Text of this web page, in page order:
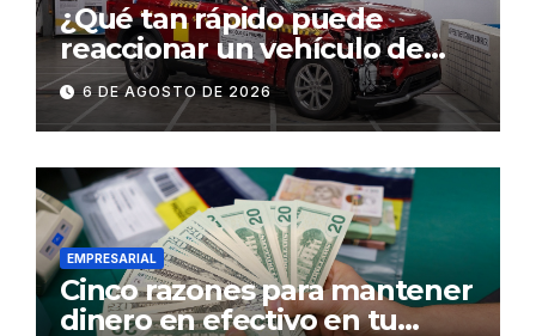
¿Qué tan rápido puede
reaccionar un vehículo de
lujo ante una emergencia?
6 DE AGOSTO DE 2026
EMPRESARIAL
Cinco razones para mantener
dinero en efectivo en tu